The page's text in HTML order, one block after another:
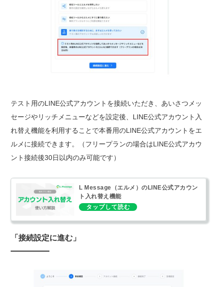
テスト用のLINE公式アカウントを接続いただき、あいさつメッ
セージやリッチメニューなどを設定後、LINE公式アカウント入
れ替え機能を利用することで本番用のLINE公式アカウントをエ
ルメに接続できます。（フリープランの場合はLINE公式アカウ
ント接続後30日以内のみ可能です）
L Message（エルメ）のLINE公式アカウン
ト入れ替え機能
「接続設定に進む」